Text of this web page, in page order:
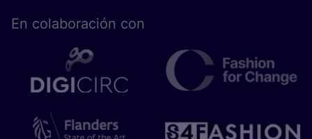
En cola­bo­ra­ción con